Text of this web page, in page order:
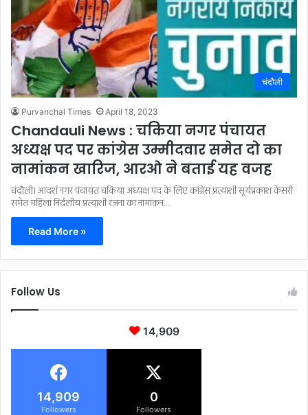
चंदौली
Purvanchal Times April 18, 2023
Chandauli News : चकिया नगर पंचायत
अध्यक्ष पद पर कांग्रेस उम्मीदवार समेत दो का
नामांकन खारिज, आरओ ने बताई यह वजह
चंदौली। आदर्श नगर पंचायत चकिया अध्यक्ष पद के लिए कांग्रेस प्रत्याशी सूर्यप्रकाश केसरी
समेत महिला निर्दलीय प्रत्याशी रंजना का नामांकन…
Read More »
Follow Us
14,909
14,909
Followers
0
Followers